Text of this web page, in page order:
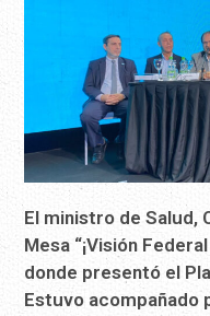
El ministro de Salud,
Mesa “¡Visión
donde presentó el
Estuvo acompañado